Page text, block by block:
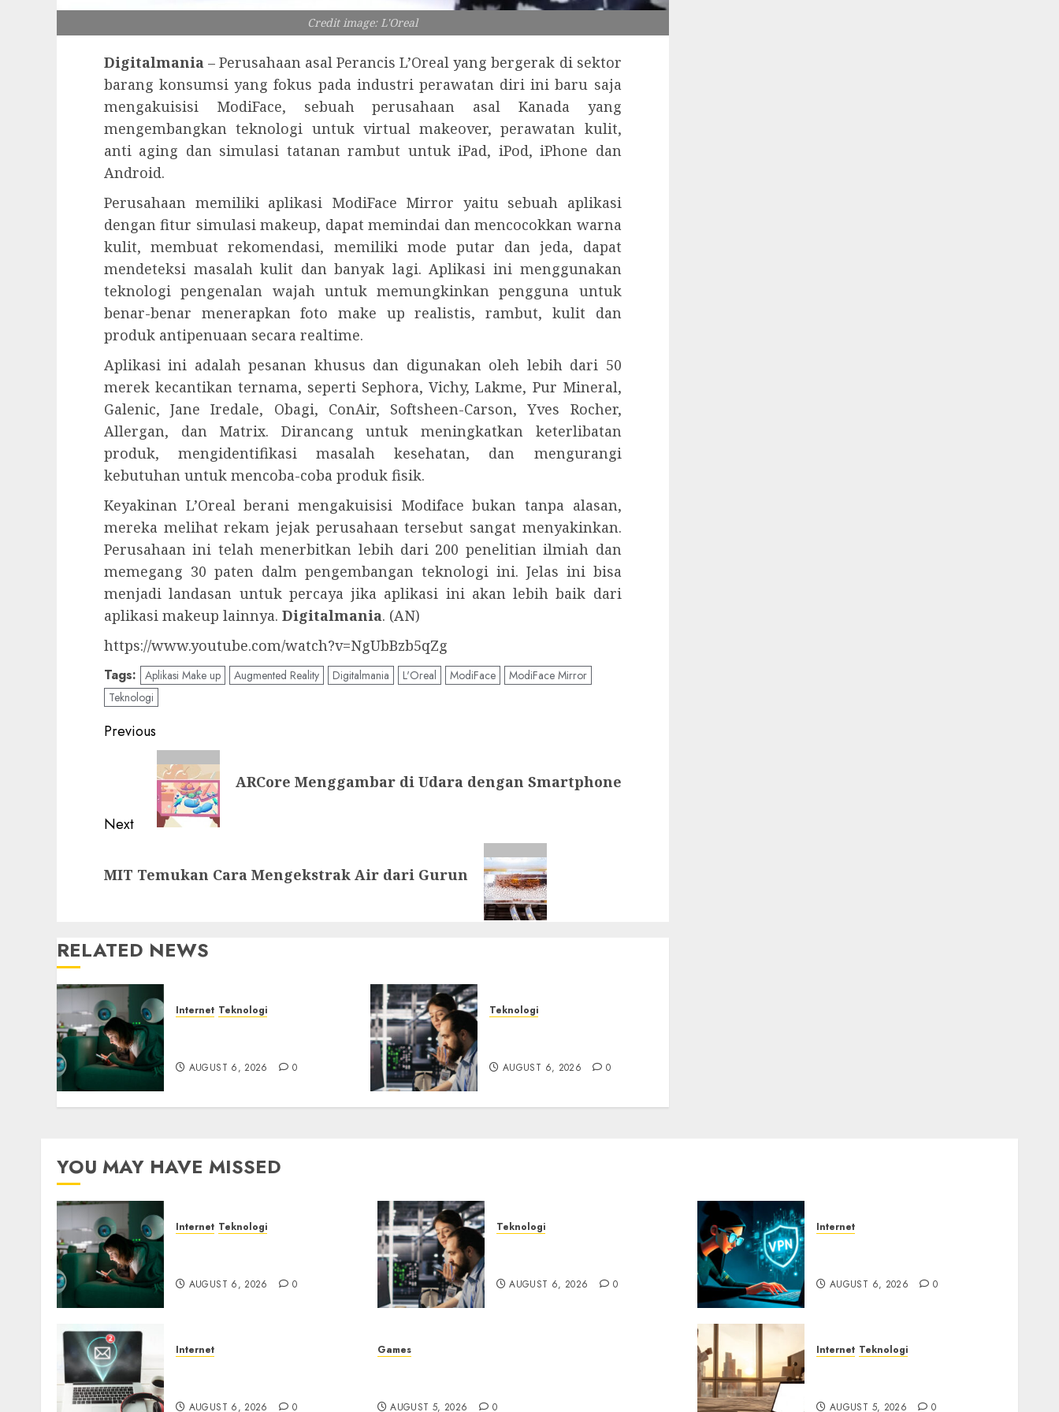
Credit image: L'Oreal
Digitalmania – Perusahaan asal Perancis L’Oreal yang bergerak di sektor
barang konsumsi yang fokus pada industri perawatan diri ini baru saja
mengakuisisi ModiFace, sebuah perusahaan asal Kanada yang
mengembangkan teknologi untuk virtual makeover, perawatan kulit,
anti aging dan simulasi tatanan rambut untuk iPad, iPod, iPhone dan
Android.
Perusahaan memiliki aplikasi ModiFace Mirror yaitu sebuah aplikasi
dengan fitur simulasi makeup, dapat memindai dan mencocokkan warna
kulit, membuat rekomendasi, memiliki mode putar dan jeda, dapat
mendeteksi masalah kulit dan banyak lagi. Aplikasi ini menggunakan
teknologi pengenalan wajah untuk memungkinkan pengguna untuk
benar-benar menerapkan foto make up realistis, rambut, kulit dan
produk antipenuaan secara realtime.
Aplikasi ini adalah pesanan khusus dan digunakan oleh lebih dari 50
merek kecantikanternama, seperti Sephora, Vichy, Lakme, Pur Mineral,
Galenic, Jane Iredale, Obagi, ConAir, Softsheen-Carson, Yves Rocher,
Allergan, dan Matrix.
Dirancang untuk meningkatkan keterlibatan
produk, mengidentifikasi masalah kesehatan, dan mengurangi
kebutuhan untuk mencoba-coba produk fisik.
Keyakinan L’Oreal berani mengakuisisi Modiface bukan tanpa alasan,
mereka melihat rekam jejak perusahaan tersebut sangat menyakinkan.
Perusahaan ini telah menerbitkan lebih dari 200 penelitian ilmiah dan
memegang 30 paten dalm pengembangan teknologi ini. Jelas ini bisa
menjadi landasan untuk percaya jika aplikasi ini akan lebih baik dari
aplikasi makeup lainnya. Digitalmania. (AN)
https://www.youtube.com/watch?v=NgUbBzb5qZg
Tags: Aplikasi Make up Augmented Reality Digitalmania L'Oreal ModiFace
ModiFace Mirror
Teknologi
Post
navigation
Previous
Previous
ARCore Menggambar di Udara dengan Smartphone
Next
post:
MIT Temukan Cara Mengekstrak Air dari Gurun
RELATED NEWS
Internet Teknologi
AUGUST 6, 2026 0
Teknologi
AUGUST 6, 2026 0
YOU MAY HAVE MISSED
Internet Teknologi
AUGUST 6, 2026 0
Teknologi
AUGUST 6, 2026 0
Internet
AUGUST 6, 2026 0
Internet
AUGUST 6, 2026 0
Games
AUGUST 5, 2026 0
Internet Teknologi
AUGUST 5, 2026 0